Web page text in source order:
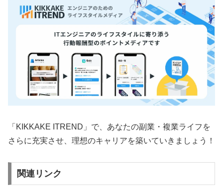
「KIKKAKE ITREND」で、あなたの副業・複業ライフを
さらに充実させ、理想のキャリアを築いていきましょう！
関連リンク